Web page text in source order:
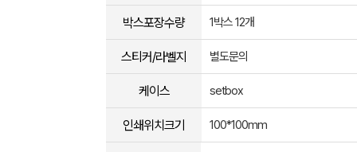
박스포장수량 1박스 12개
스티커/라벨지 별도문의
케이스 setbox
인쇄위치크기 100*100mm